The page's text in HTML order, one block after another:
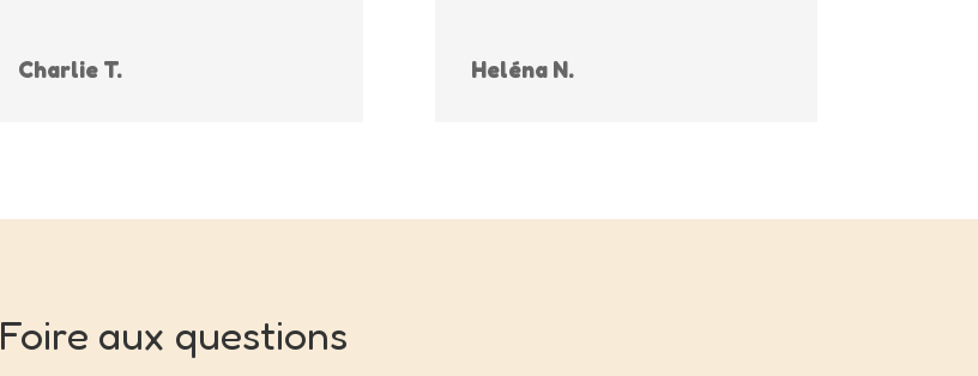
Charlie T. Heléna N.
Foire aux questions